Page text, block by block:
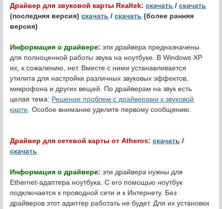
Драйвер для звуковой карты Realtek: скачать /скачать
(последняя версия)скачать /скачать (более ранняя
версия)
Информация о драйвере: эти драйвера предназначены
для полноценной работы звука на ноутбуке. В Windows XP
их, к сожалению, нет. Вместе с ними устанавливается
утилита для настройки различных звуковых эффектов,
микрофона и других вещей. По драйверам на звук есть
целая тема: Решение проблем с драйверами к звуковой
карте . Особое внимание уделите первому сообщению.
Драйвер для сетевой карты от Atheros: скачать /
скачать
Информация о драйвере: эти драйвера нужны для
Ethernet-адаптера ноутбука. С его помощью ноутбук
подключается к проводной сети и к Интернету. Без
драйверов этот адаптер работать не будет. Для их установки